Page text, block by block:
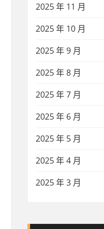
2025 年 11 月
2025 年 10 月
2025 年 9 月
2025 年 8 月
2025 年 7 月
2025 年 6 月
2025 年 5 月
2025 年 4 月
2025 年 3 月